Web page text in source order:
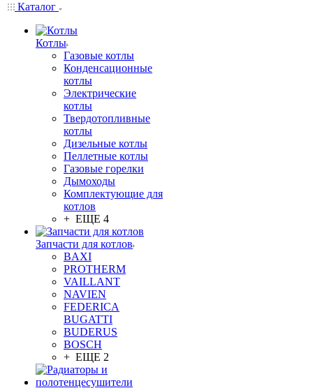
Каталог
Котлы
Газовые котлы
Конденсационные
котлы
Электрические
котлы
Твердотопливные
котлы
Дизельные котлы
Пеллетные котлы
Газовые горелки
Дымоходы
Комплектующие для
котлов
+ ЕЩЕ 4
Запчасти для котлов
BAXI
PROTHERM
VAILLANT
NAVIEN
FEDERICA
BUGATTI
BUDERUS
BOSCH
+ ЕЩЕ 2